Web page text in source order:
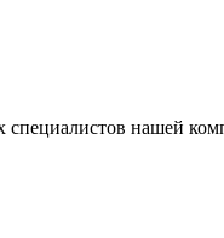
специалистов нашей